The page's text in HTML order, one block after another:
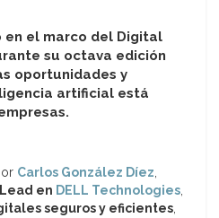
en el marco del Digital
su octava edición
oportunidades y
artificial está
Carlos González Díez,
en DELL Technologies,
seguros y eficientes,